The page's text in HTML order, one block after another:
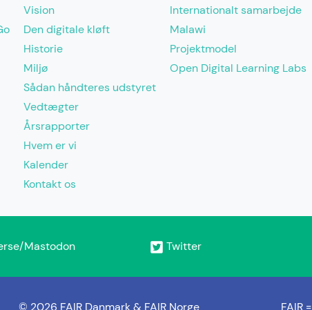
Vision
Den digitale kløft
Historie
Miljø
Sådan håndteres udstyret
Vedtægter
Årsrapporter
Hvem er vi
Kalender
Kontakt os
Internationalt samarbejde
Malawi
Projektmodel
Open Digital Learning Labs
Mastodon Twitter
© 2026 FAIR Danmark & FAIR Norge FAIR =